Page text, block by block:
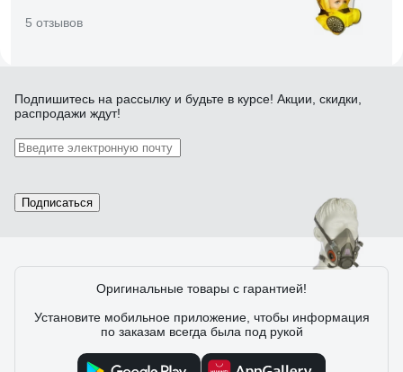
5 отзывов
Андрей
Прилегает плотно к носу и подбородку, сидит удобно, на
деле пока не довелось опробовать и надеюсь не удастся.
Маска удобная, качественная, защищает отлично.
Подпишитесь на рассылку и будьте в курсе! Акции, скидки,
распродажи ждут!
Подписаться
Оригинальные товары с гарантией!
Установите мобильное приложение, чтобы информация
по заказам всегда была под рукой